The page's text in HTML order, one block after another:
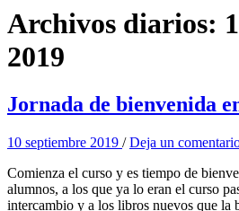
Archivos diarios:
2019
Jornada de bienvenida
10 septiembre 2019 /Deja un
Comienza el curso y es tiempo de
alumnos, a los que ya lo eran el curso
intercambio y a los libros nuevos que la